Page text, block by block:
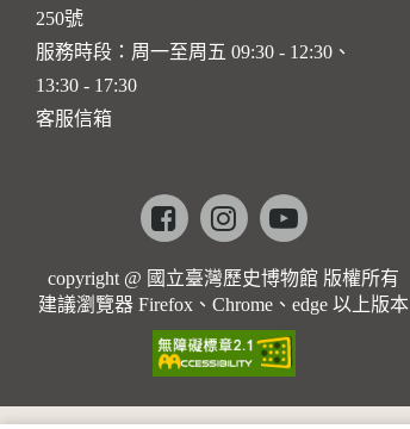
250號
服務時段：周一至周五 09:30 - 12:30、
13:30 - 17:30
客服信箱
Facebookinstagramyoutube
copyright @ 國立臺灣歷史博物館 版權所有
建議瀏覽器 Firefox、Chrome、edge 以上版本